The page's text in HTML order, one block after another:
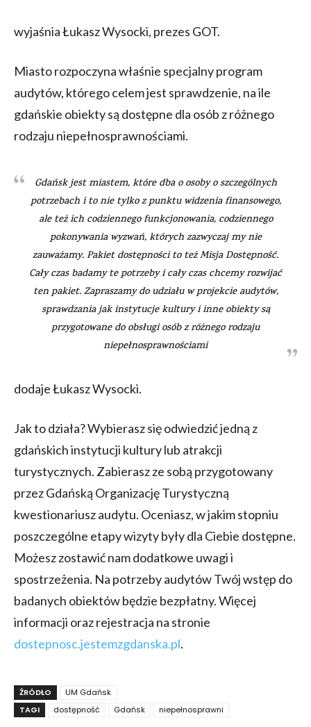
wyjaśnia Łukasz Wysocki, prezes GOT.
Miasto rozpoczyna właśnie specjalny program
audytów, którego celem jest sprawdzenie, na ile
gdańskie obiekty są dostępne dla osób z różnego
rodzaju niepełnosprawnościami.
Gdańsk jest miastem, które dba o osoby o szczególnych
potrzebach i to nie tylko z punktu widzenia finansowego,
ale też ich codziennego funkcjonowania, codziennego
pokonywania wyzwań, których zazwyczaj my nie
zauważamy. Pakiet dostępności to też Misja Dostępność.
Cały czas badamy te potrzeby i cały czas chcemy rozwijać
ten pakiet. Zapraszamy do udziału w projekcie audytów,
sprawdzania jak instytucje kultury i inne obiekty są
przygotowane do obsługi osób z różnego rodzaju
niepełnosprawnościami
dodaje Łukasz Wysocki.
Jak to działa? Wybierasz się odwiedzić jedną z
gdańskich instytucji kultury lub atrakcji
turystycznych. Zabierasz ze sobą przygotowany
przez Gdańską Organizację Turystyczną
kwestionariusz audytu. Oceniasz, w jakim stopniu
poszczególne etapy wizyty były dla Ciebie dostępne.
Możesz zostawić nam dodatkowe uwagi i
spostrzeżenia. Na potrzeby audytów Twój wstęp do
badanych obiektów będzie bezpłatny. Więcej
informacji oraz rejestracja na stronie
dostepnosc.jestemzgdanska.pl.
ŹRÓDŁO
UM Gdańsk
TAGI
dostępność Gdańsk niepełnosprawni